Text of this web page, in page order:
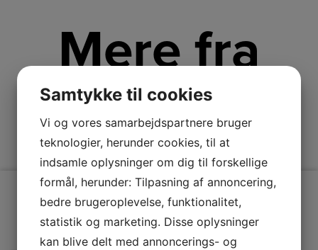
Mere fra
Gram
Samtykke til cookies
Vi og vores samarbejdspartnere bruger
teknologier, herunder cookies, til at
indsamle oplysninger om dig til forskellige
formål, herunder: Tilpasning af annoncering,
bedre brugeroplevelse, funktionalitet,
statistik og marketing. Disse oplysninger
kan blive delt med annoncerings- og